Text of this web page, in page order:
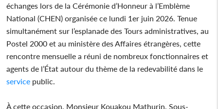
échanges lors de la Cérémonie d’Honneur à l’Emblème
National (CHEN) organisée ce lundi 1er juin 2026. Tenue
simultanément sur l’esplanade des Tours administratives, au
Postel 2000 et au ministère des Affaires étrangères, cette
rencontre mensuelle a réuni de nombreux fonctionnaires et
agents de l’État autour du thème de la redevabilité dans le
service public.
À cette occasion, Monsieur Kouakou Mathurin, Sous-